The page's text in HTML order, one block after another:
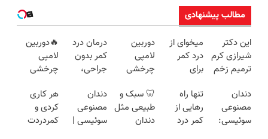
مطالب پیشنهادی
این دکتر
شیرازی کرم
ترمیم زخم
ساخت!!!
میخوای از
درد کمر
برای
راحت شی؟
👈
پرسش‌نامه
دوربین
لامپی
چرخشی
فقط امروز
حراج شد🔥
پرداخت
درمان درد
کمر بدون
جراحی،
پرسش‌نامه
رو پر کن ▶
🔥دوربین
لامپی
چرخشی
🔥 پرداخت
درب منزل
+ گارانتی
دندان
مصنوعی
سوئیسی:
تنها راه
رهایی از
کمر درد
🦷 سبک و
طبیعی مثل
دندان
دندان
مصنوعی
سوئیسی |
هر کاری
کردی و
کمردردت